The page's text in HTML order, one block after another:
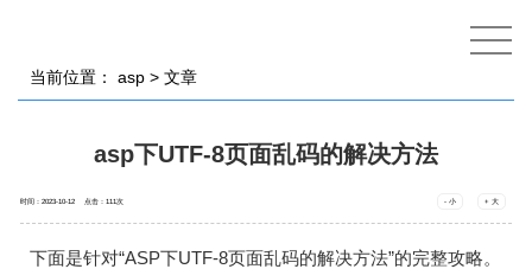
当前位置： asp > 文章
asp下UTF-8页面乱码的解决方法
时间：2023-10-12 点击：111次 - 小 + 大
下面是针对“ASP下UTF-8页面乱码的解决方法”的完整攻略。